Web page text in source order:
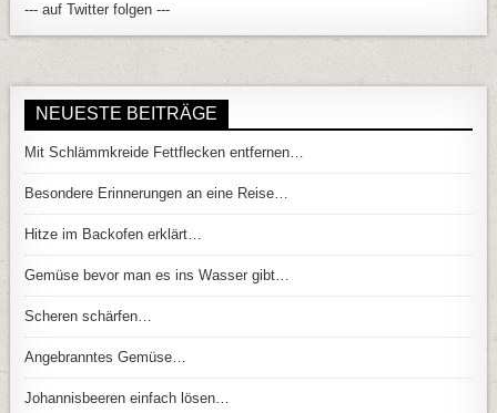
--- auf Twitter folgen ---
NEUESTE BEITRÄGE
Mit Schlämmkreide Fettflecken entfernen…
Besondere Erinnerungen an eine Reise…
Hitze im Backofen erklärt…
Gemüse bevor man es ins Wasser gibt…
Scheren schärfen…
Angebranntes Gemüse…
Johannisbeeren einfach lösen…